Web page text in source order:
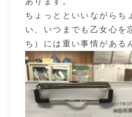
ちょっとといいながらち
い、いつまでも乙女心を
ち）には重い事情がある